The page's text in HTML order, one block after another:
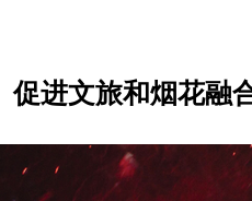
促进文旅和烟花融